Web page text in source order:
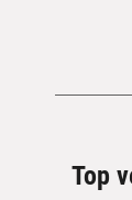
Top